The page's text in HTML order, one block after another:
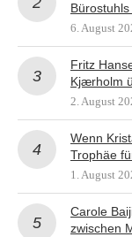
6. August
Fritz
Kjærholm
2. August
Wenn
Trophäe
1. August
Carole
zwischen